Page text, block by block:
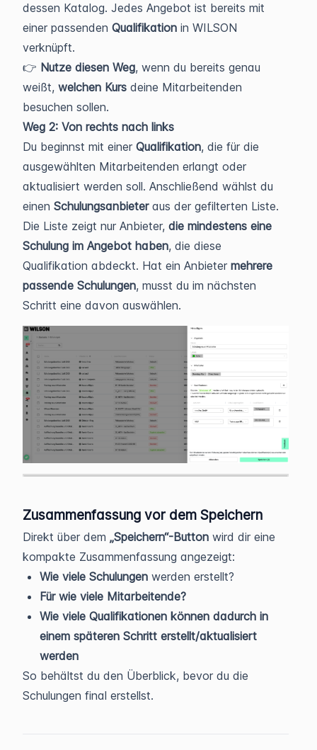
dessen Katalog. Jedes Angebot ist bereits mit
einer passenden Qualifikation in WILSON
verknüpft.
👉 Nutze diesen Weg, wenn du bereits genau
weißt, welchen Kurs deine Mitarbeitenden
besuchen sollen.
Weg 2: Von rechts nach links
Du beginnst mit einer Qualifikation, die für die
ausgewählten Mitarbeitenden erlangt oder
aktualisiert werden soll. Anschließend wählst du
einen Schulungsanbieteraus der gefilterten Liste.
Die Liste zeigt nur Anbieter, die mindestens eine
Schulung im Angebot haben, die diese
Qualifikation abdeckt. Hat ein Anbieter mehrere
passende Schulungen, musst du im nächsten
Schritt eine davon auswählen.
Zusammenfassung vor dem Speichern
Direkt über dem „Speichern“-Button wird dir eine
kompakte Zusammenfassung angezeigt:
Wie viele Schulungen werden erstellt?
Für wie viele Mitarbeitende?
Wie viele Qualifikationen können dadurch in
einem späteren Schritt erstellt/aktualisiert
werden
So behältst du den Überblick, bevor du die
Schulungen final erstellst.